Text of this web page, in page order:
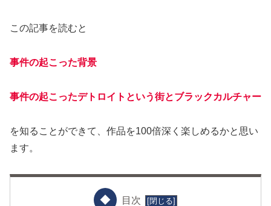
この記事を読むと
事件の起こった背景
事件の起こったデトロイトという街とブラックカルチャー
を知ることができて、作品を100倍深く楽しめるかと思い
ます。
目次